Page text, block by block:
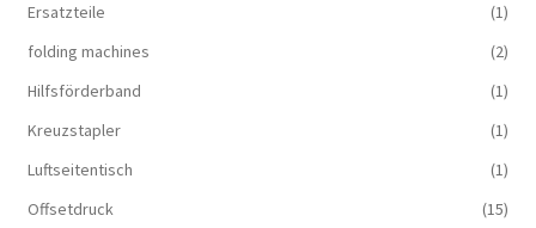
Ersatzteile
(1)
folding machines
(2)
Hilfsförderband
(1)
Kreuzstapler
(1)
Luftseitentisch
(1)
Offsetdruck
(15)